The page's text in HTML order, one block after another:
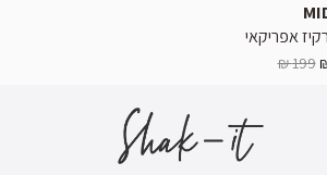
אפריקאי
199 ₪